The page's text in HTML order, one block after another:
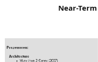
Near-